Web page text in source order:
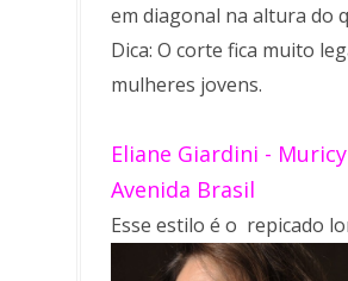
em diagonal na altura do
Dica: O corte fica muito
mulheres jovens.
Eliane Giardini -
Avenida Brasil
Esse estilo é o repicado